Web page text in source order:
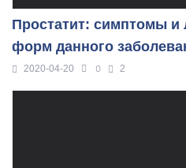
Простатит: симптомы и
форм данного
2020-04-20 0 2